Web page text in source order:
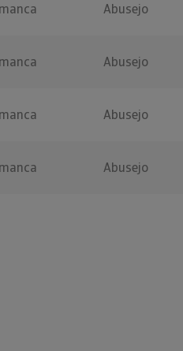
Abusejo
Abusejo
Abusejo
Abusejo